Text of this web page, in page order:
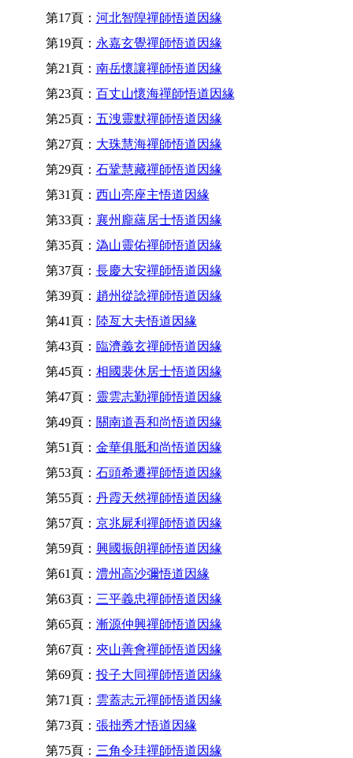
第17頁： 河北智隍禪師悟道因緣
第19頁： 永嘉玄覺禪師悟道因緣
第21頁： 南岳懷讓禪師悟道因緣
第23頁： 百丈山懷海禪師悟道因緣
第25頁： 五洩靈默禪師悟道因緣
第27頁： 大珠慧海禪師悟道因緣
第29頁： 石鞏慧藏禪師悟道因緣
第31頁： 西山亮座主悟道因緣
第33頁： 襄州龐蘊居士悟道因緣
第35頁： 溈山靈佑禪師悟道因緣
第37頁： 長慶大安禪師悟道因緣
第39頁： 趙州從諗禪師悟道因緣
第41頁： 陸亙大夫悟道因緣
第43頁： 臨濟義玄禪師悟道因緣
第45頁： 相國裴休居士悟道因緣
第47頁： 靈雲志勤禪師悟道因緣
第49頁： 關南道吾和尚悟道因緣
第51頁： 金華俱胝和尚悟道因緣
第53頁： 石頭希遷禪師悟道因緣
第55頁： 丹霞天然禪師悟道因緣
第57頁： 京兆屍利禪師悟道因緣
第59頁： 興國振朗禪師悟道因緣
第61頁： 澧州高沙彌悟道因緣
第63頁： 三平義忠禪師悟道因緣
第65頁： 漸源仲興禪師悟道因緣
第67頁： 夾山善會禪師悟道因緣
第69頁： 投子大同禪師悟道因緣
第71頁： 雲蓋志元禪師悟道因緣
第73頁： 張拙秀才悟道因緣
第75頁： 三角令珪禪師悟道因緣